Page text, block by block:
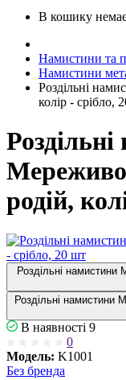
В кошику немає
Намистини та
Намистини
Роздільні
колір - срібло,
родій,
Роздільні
Роздільні намистини
В наявності 9
0
Модель: K1001
Без бренда